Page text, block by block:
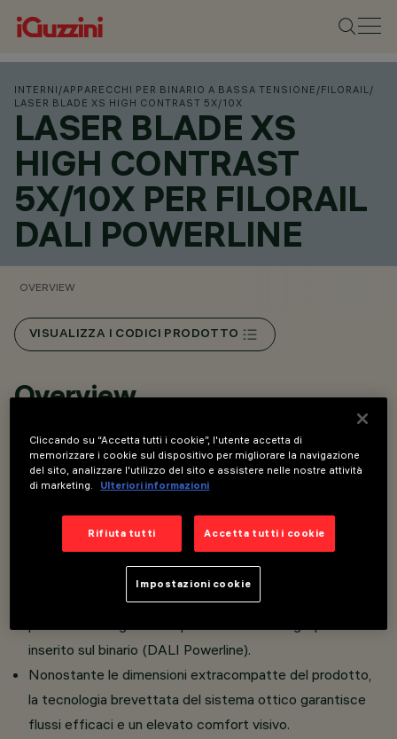
INTERNI /APPARECCHI PER BINARIO A BASSA TENSIONE /FILORAIL/
LASER BLADE XS HIGH CONTRAST 5X/10X
LASER BLADE XS
HIGH CONTRAST
5X/10X PER FILORAIL
DALI POWERLINE
OVERVIEW
VISUALIZZA I CODICI PRODOTTO
Overview
Unità luminosa composta da un proiettore orientabile
miniaturizzato, completa di adattatore per installazione
L’adattatore in materiale termoplastico (LB XS
1x) include il circuito driver DC/DC con funzione
La tecnologia integrata Powerline (LB XS 5x/10x)
inserito sul binario (DALI Powerline).
Nonostante le dimensioni extracompatte del prodotto,
la tecnologia brevettata del sistema ottico garantisce
flussi efficaci e un elevato comfort visivo.
Cliccando su “Accetta tutti i cookie”, l'utente accetta di
memorizzare i cookie sul dispositivo per migliorare la navigazione
del sito, analizzare l'utilizzo del sito e assistere nelle nostre attività
di marketing.
Ulteriori informazioni
Rifiuta tutti Accetta tutti i cookie
Impostazioni cookie